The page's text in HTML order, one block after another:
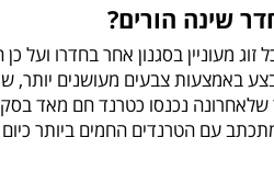
שינה הורים?
מעוניין בסגנון אחר בחדרו ועל
באמצעות צבעים מעושנים יותר,
שלאחרונה נכנסו כטרנד חם מאד
עם הטרנדים החמים ביותר